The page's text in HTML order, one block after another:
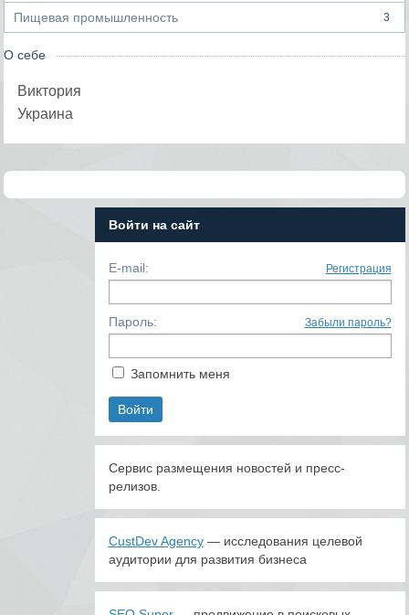
Пищевая промышленность 3
О себе
Виктория
Украина
Войти на сайт
E-mail: Регистрация
Пароль: Забыли пароль?
Запомнить меня
Сервис размещения новостей и пресс-
релизов.
CustDev Agency— исследования целевой
аудитории для развития бизнеса